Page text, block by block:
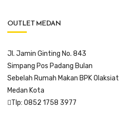
OUTLET MEDAN
Jl. Jamin Ginting No. 843
Simpang Pos Padang Bulan
Sebelah Rumah Makan BPK Olaksiat
Medan Kota
Tlp: 0852 1758 3977